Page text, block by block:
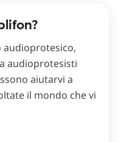
audioprotesico,
audioprotesisti
aiutarvi a
il mondo che vi